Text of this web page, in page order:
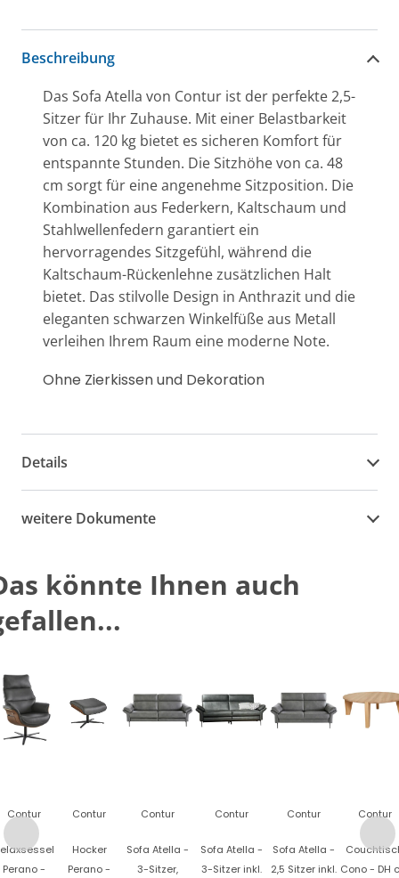
Beschreibung
Das Sofa Atella von Contur ist der perfekte 2,5-
Sitzer für Ihr Zuhause. Mit einer Belastbarkeit
von ca. 120 kg bietet es sicheren Komfort für
entspannte Stunden. Die Sitzhöhe von ca. 48
cm sorgt für eine angenehme Sitzposition. Die
Kombination aus Federkern, Kaltschaum und
Stahlwellenfedern garantiert ein
hervorragendes Sitzgefühl, während die
Kaltschaum-Rückenlehne zusätzlichen Halt
bietet. Das stilvolle Design in Anthrazit und die
eleganten schwarzen Winkelfüße aus Metall
verleihen Ihrem Raum eine moderne Note.
Ohne Zierkissen und Dekoration
Details
weitere Dokumente
könnte Ihnen auch
Contur
Perano -
Contur
Hocker
Perano -
Contur
Sofa Atella -
3-Sitzer,
Contur
Sofa Atella -
3-Sitzer inkl.
Contur
Sofa Atella -
2,5 Sitzer inkl.
Contur
Cono - DH